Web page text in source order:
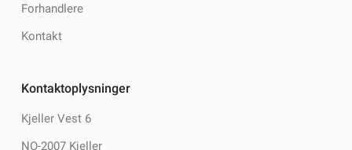
Forhandlere
Kontakt
Kontaktoplysninger
Kjeller Vest 6
NO-2007 Kjeller